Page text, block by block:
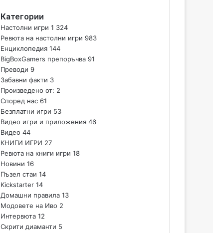
Категории
Настолни игри 1 324
Ревюта на настолни игри 983
Енциклопедия 144
BigBoxGamers препоръчва 91
Преводи 9
Забавни факти 3
Произведено от: 2
Според нас 61
Безплатни игри 53
Видео игри и приложения 46
Видео 44
КНИГИ ИГРИ 27
Ревюта на книги игри 18
Новини 16
Пъзел стаи 14
Kickstarter 14
Домашни правила 13
Модовете на Иво 2
Интервюта 12
Скрити диаманти 5